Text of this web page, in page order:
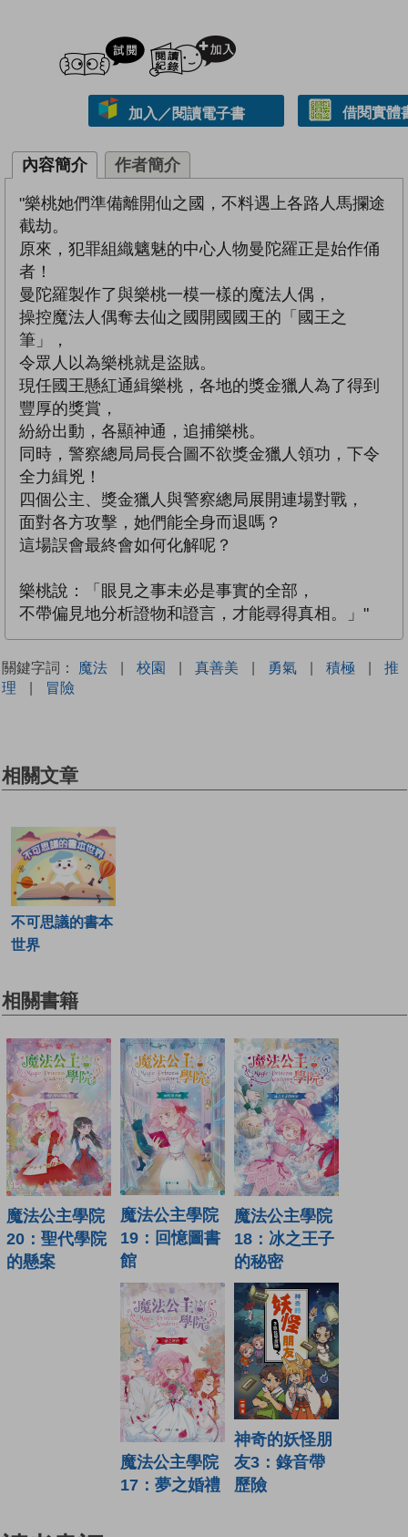
試閲
加入／閱讀電子書 借閱實體
內容簡介 作者簡介
"樂桃她們準備離開仙之國，不料遇上各路人馬攔途
截劫。
原來，犯罪組織魑魅的中心人物曼陀羅正是始作俑
者！
曼陀羅製作了與樂桃一模一樣的魔法人偶，
操控魔法人偶奪去仙之國開國國王的「國王之
筆」，
令眾人以為樂桃就是盜賊。
現任國王懸紅通緝樂桃，各地的獎金獵人為了得到
豐厚的獎賞，
紛紛出動，各顯神通，追捕樂桃。
同時，警察總局局長合圖不欲獎金獵人領功，下令
全力緝兇！
四個公主、獎金獵人與警察總局展開連場對戰，
面對各方攻擊，她們能全身而退嗎？
這場誤會最終會如何化解呢？
樂桃說：「眼見之事未必是事實的全部，
不帶偏見地分析證物和證言，才能尋得真相。」"
關鍵字詞： 魔法 | 校園 | 真善美 | 勇氣 | 積極 |
推
理
| 冒險
相關文章
不可思議的書本
世界
相關書籍
魔法公主學院
20：聖代學院
的懸案
魔法公主學院
19：回憶圖書
館
魔法公主學院
18：冰之王子
的秘密
魔法公主學院
17：夢之婚禮
神奇的妖怪朋
友3：錄音帶
歷險